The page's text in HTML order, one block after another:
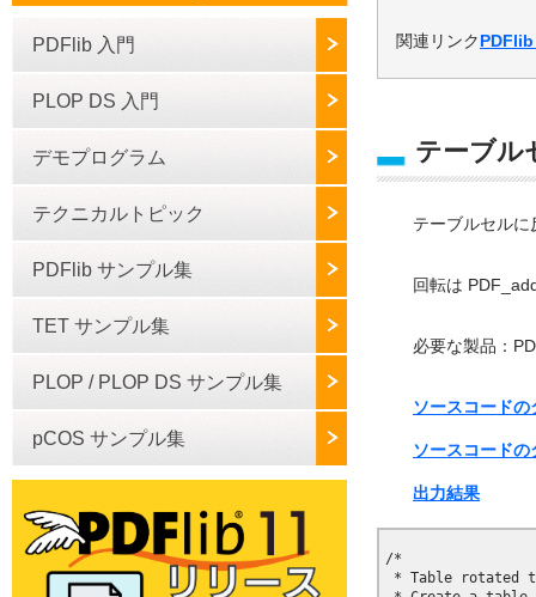
PDFlib 入門
PLOP DS 入門
デモプログラム
テクニカルトピック
PDFlib サンプル集
TET サンプル集
PLOP / PLOP DS サンプル集
pCOS サンプル集
関連リンク
テーブル
テーブルセル
回転は
必要な製品：
ソースコード
ソースコード
出力結果